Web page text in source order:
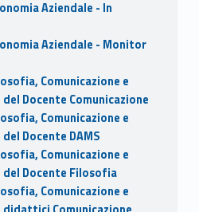
Aziendale - In
Aziendale - Monitor
Comunicazione e
Docente Comunicazione
Comunicazione e
Docente DAMS
Comunicazione e
Docente Filosofia
Comunicazione e